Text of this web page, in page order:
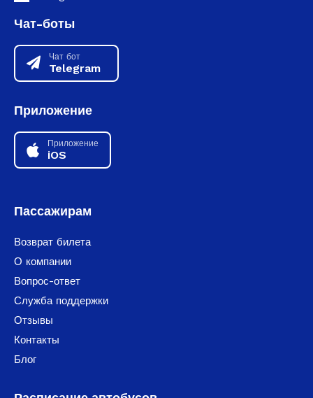
Чат-боты
Чат бот
Telegram
Приложение
Приложение
iOS
Пассажирам
Возврат билета
О компании
Вопрос-ответ
Служба поддержки
Отзывы
Контакты
Блог